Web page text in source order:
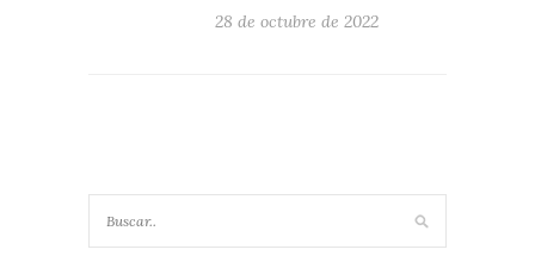
28 de octubre de 2022